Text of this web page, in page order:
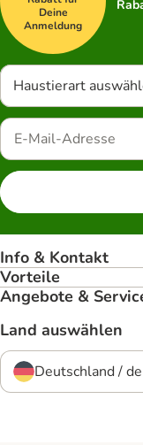
Deine
Anmeldung
Haustierart
Info & Kontakt
Vorteile
Angebote &
Land auswählen
Deutschland / de